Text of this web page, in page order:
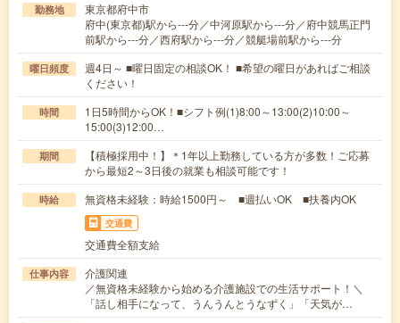
勤務地
東京都府中市
府中(東京都)駅から---分／中河原駅から---分／府中競馬正門
前駅から---分／西府駅から---分／競艇場前駅から---分
曜日頻度
週4日～ ■曜日固定の相談OK！ ■希望の曜日があればご相談
ください！
時間
1日5時間からOK！■シフト例(1)8:00～13:00(2)10:00～
15:00(3)12:00…
期間
【積極採用中！】＊1年以上勤務している方が多数！ご応募
から最短2～3日後の就業も相談可能です！
時給 無資格未経験：時給1500円～ ■週払いOK ■扶養内OK
交通費
交通費全額支給
仕事内容
介護関連
／無資格未経験から始める介護施設での生活サポート！＼
「話し相手になって、うんうんとうなずく」「天気が…